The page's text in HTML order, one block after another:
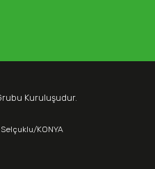
Kuruluşudur.
KONYA